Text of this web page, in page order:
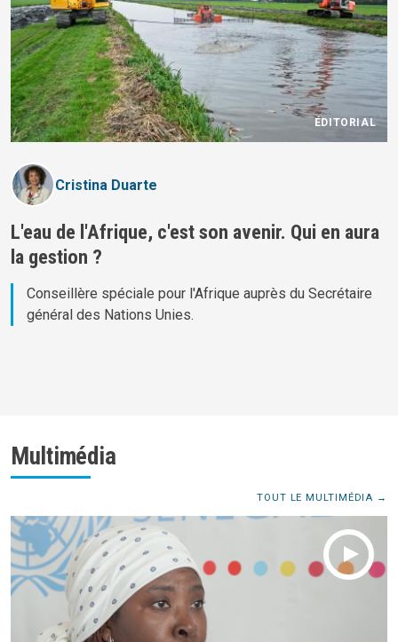
ÉDITORIAL
Cristina Duarte
L'eau de l'Afrique, c'est son avenir. Qui en aura
la gestion ?
Conseillère spéciale pour l'Afrique auprès du Secrétaire
général des Nations Unies.
Multimédia
TOUT LE MULTIMÉDIA